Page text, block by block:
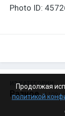
Photo ID:
ИЗ КАТЕГОРИИ:
Разное · 4 199
Продолжая
политикой